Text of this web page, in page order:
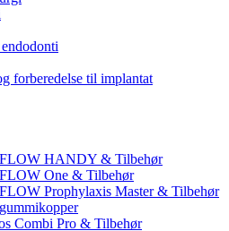
forberedelse til implantat
HANDY & Tilbehør
One & Tilbehør
Prophylaxis Master & Tilbehør
Combi Pro & Tilbehør